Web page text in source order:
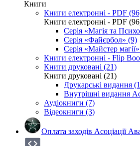
Книги
Книги електронні - PDF
Книги електронні - PDF
Серія «Магія та
Серія «Файєрбол» (9)
Серія «Майстер
Книги електронні - Flip
Книги друковані (21)
Книги друковані (21)
Друкарські видання
Внутрішні видання
Аудіокниги (7)
Відеокниги (3)
Оплата заходів Асоціації